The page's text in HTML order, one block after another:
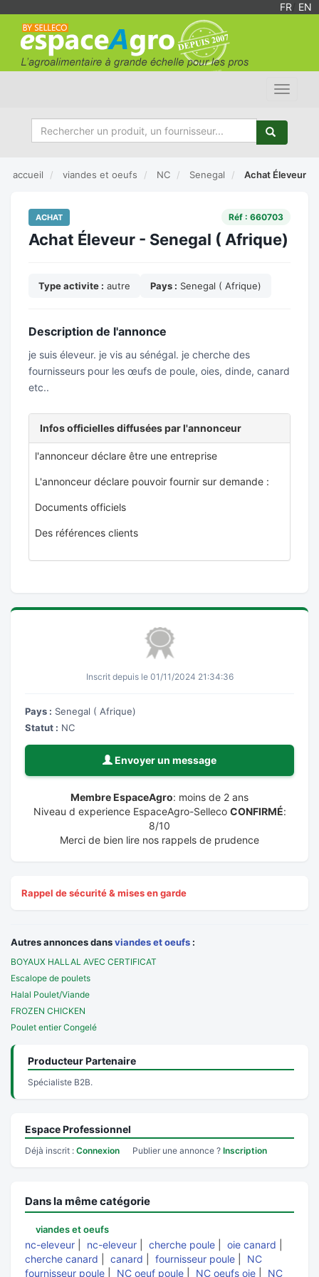
FR EN
Toggle
accueil viandes et oeufs NC Senegal Achat Éleveur
ACHAT Réf : 660703
Achat Éleveur - Senegal ( Afrique)
Type activite : autre Pays : Senegal ( Afrique)
Description de l'annonce
je suis éleveur. je vis au sénégal. je cherche des
fournisseurs pour les œufs de poule, oies, dinde, canard
etc..
Infos officielles diffusées par l'annonceur
l'annonceur déclare être une entreprise
L'annonceur déclare pouvoir fournir sur demande :
Documents officiels
Des références clients
Inscrit depuis le 01/11/2024 21:34:36
Pays : Senegal ( Afrique)
Statut : NC
Envoyer un message
Membre EspaceAgro: moins de 2 ans
Niveau d experience EspaceAgro-Selleco CONFIRMÉ:
8/10
Merci de bien lire nos rappels de prudence
Rappel de sécurité & mises en garde
Autres annonces dansviandes et oeufs :
BOYAUX HALLAL AVEC CERTIFICAT
Escalope de poulets
Halal Poulet/Viande
FROZEN CHICKEN
Poulet entier Congelé
Producteur Partenaire
Spécialiste B2B.
Espace Professionnel
Déjà inscrit : Connexion Publier une annonce ? Inscription
Dans la même catégorie
viandes et oeufs
nc-eleveur nc-eleveur cherche poule oie canard
cherche canard
canard fournisseur poule
NC
fournisseur poule
NC oeuf poule NC oeufs oie NC